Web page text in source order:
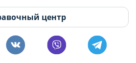
дни с 8:00 до 20:00.
центр